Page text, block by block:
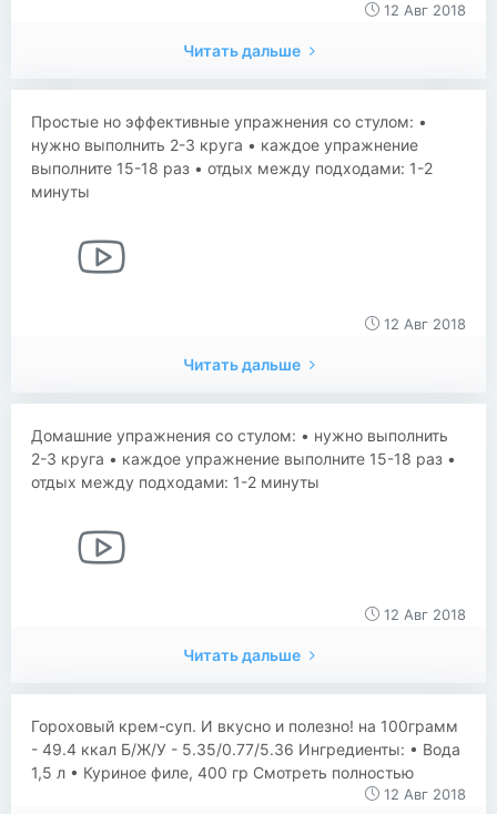
12 Авг 2018
Читать дальше
Простые но эффективные упражнения со стулом: •
нужно выполнить 2-3 круга • каждое упражнение
выполните 15-18 раз • отдых между подходами: 1-2
минуты
12 Авг 2018
Читать дальше
Домашние упражнения со стулом: • нужно выполнить
2-3 круга • каждое упражнение выполните 15-18 раз •
отдых между подходами: 1-2 минуты
12 Авг 2018
Читать дальше
​​Гороховый крем-суп. И вкусно и полезно! на 100грамм
- 49.4 ккал Б/Ж/У - 5.35/0.77/5.36 Ингредиенты: • Вода
1,5 л • Куриное филе, 400 гр Смотреть полностью
12 Авг 2018